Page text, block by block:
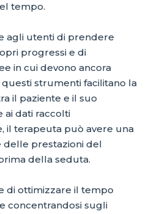
tempo.
agli utenti di prendere
progressi e di
in cui devono ancora
strumenti facilitano la
il paziente e il suo
ai dati raccolti
il terapeuta può avere una
delle prestazioni del
della seduta.
di ottimizzare il tempo
concentrandosi sugli